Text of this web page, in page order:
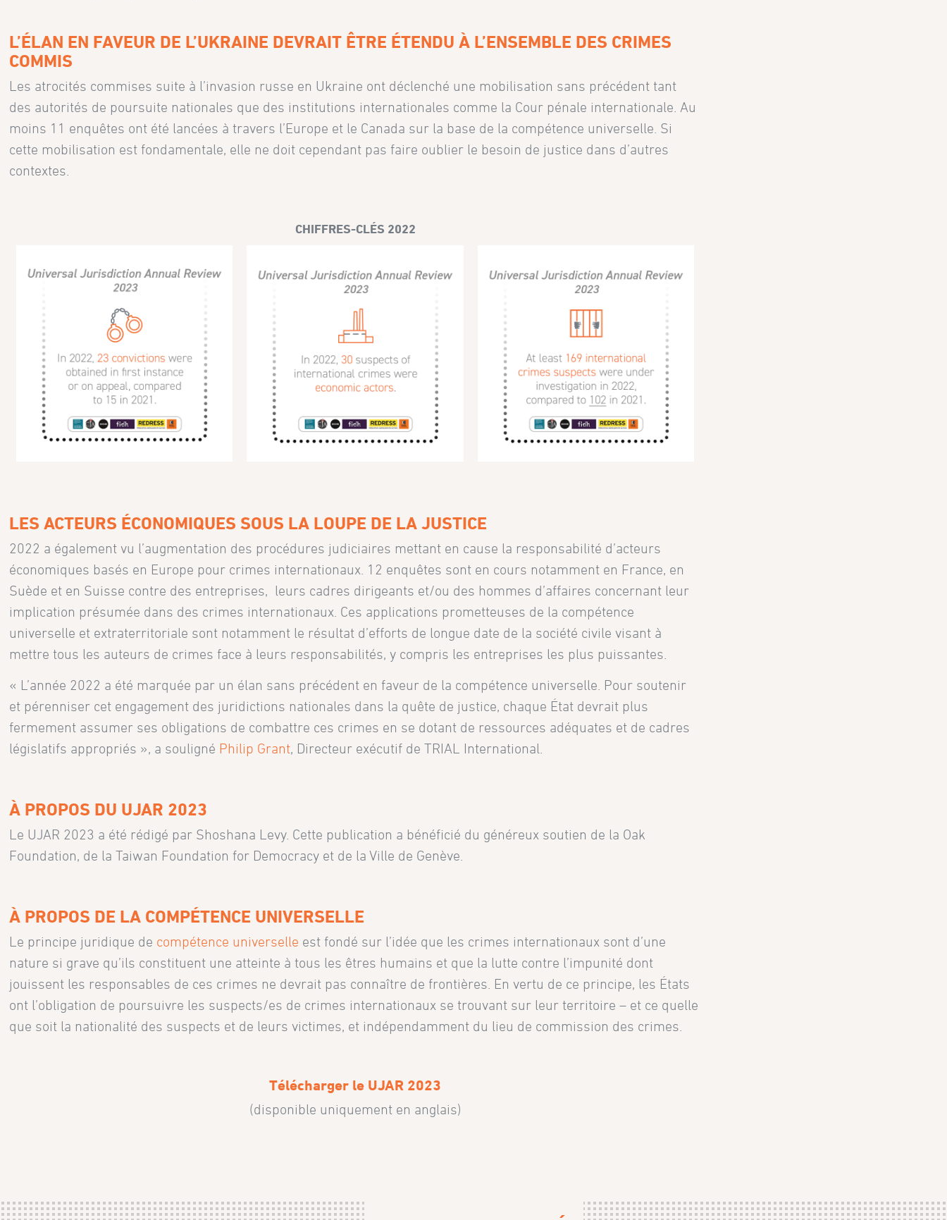
L’ÉLAN EN FAVEUR DE L’UKRAINE DEVRAIT ÊTRE ÉTENDU À L’ENSEMBLE DES CRIMES
COMMIS
Les atrocités commises suite à l’invasion russe en Ukraine ont déclenché une mobilisation sans précédent tant
des autorités de poursuite nationales que des institutions internationales comme la Cour pénale internationale. Au
moins 11 enquêtes ont été lancées à travers l’Europe et le Canada sur la base de la compétence universelle. Si
cette mobilisation est fondamentale, elle ne doit cependant pas faire oublier le besoin de justice dans d’autres
contextes.
CHIFFRES-CLÉS 2022
LES ACTEURS ÉCONOMIQUES SOUS LA LOUPE DE LA JUSTICE
2022 a également vu l’augmentation des procédures judiciaires mettant en cause la responsabilité d’acteurs
économiques basés en Europe pour crimes internationaux. 12 enquêtes sont en cours notamment en France, en
Suède et en Suisse contre des entreprises, leurs cadres dirigeants et/ou des hommes d’affaires concernant leur
implication présumée dans des crimes internationaux. Ces applications prometteuses de la compétence
universelle et extraterritoriale sont notamment le résultat d’efforts de longue date de la société civile visant à
mettre tous les auteurs de crimes face à leurs responsabilités, y compris les entreprises les plus puissantes.
« L’année 2022 a été marquée par un élan sans précédent en faveur de la compétence universelle. Pour soutenir
et pérenniser cet engagement des juridictions nationales dans la quête de justice, chaque État devrait plus
fermement assumer ses obligations de combattre ces crimes en se dotant de ressources adéquates et de cadres
législatifs appropriés », a souligné Philip Grant, Directeur exécutif de TRIAL International.
À PROPOS DU UJAR 2023
Le UJAR 2023 a été rédigé par Shoshana Levy. Cette publication a bénéficié du généreux soutien de la Oak
Foundation, de la Taiwan Foundation for Democracy et de la Ville de Genève.
À PROPOS DE LA COMPÉTENCE UNIVERSELLE
Le principe juridique de compétence universelle est fondé sur l’idée que les crimes internationaux sont d’une
nature si grave qu’ils constituent une atteinte à tous les êtres humains et que la lutte contre l’impunité dont
jouissent les responsables de ces crimes ne devrait pas connaître de frontières. En vertu de ce principe, les États
ont l’obligation de poursuivre les suspects/es de crimes internationaux se trouvant sur leur territoire – et ce quelle
que soit la nationalité des suspects et de leurs victimes, et indépendamment du lieu de commission des crimes.
Télécharger le UJAR 2023
(disponible uniquement en anglais)